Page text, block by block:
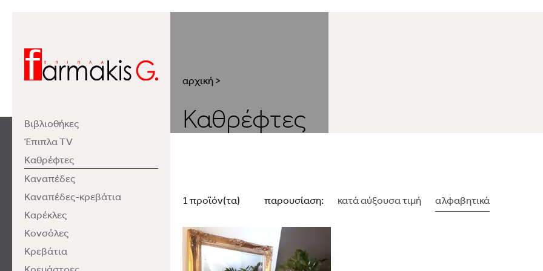
Βιβλιοθήκες
Έπιπλα TV
Καθρέφτες
Καναπέδες
Καναπέδες-κρεβάτια
Καρέκλες
Κονσόλες
Κρεβάτια
αρχική>
Καθρέφτες
1 προϊόν(τα) παρουσίαση: κατά αύξουσα τιμή αλφαβητικά